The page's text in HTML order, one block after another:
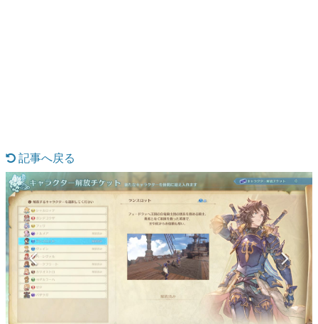
なんでゲームは面白い？
ゲーム開発者・hamatsu氏がゲームの魅力を画面や操作の
具体的な形から解き明かしていく、硬派で骨太な評論連載
です。
ゲームが変えた日本語
「経験値」「裏技」「ラスボス」… ゲームにまつわる言葉
の起源や用法の変遷を、コンピューター文化史研究家・タ
イニーP氏が徹底調査。
カテゴリ
記事へ戻る